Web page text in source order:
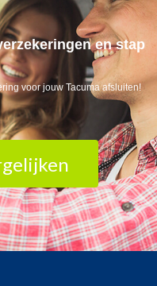
en stap
voor jouw Tacuma afsluiten!